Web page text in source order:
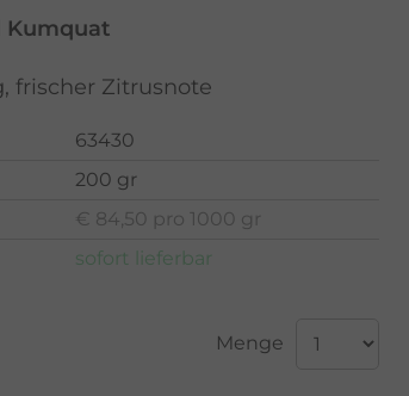
Kumquat
frischer Zitrusnote
63430
200 gr
€ 84,50 pro 1000 gr
sofort lieferbar
Menge